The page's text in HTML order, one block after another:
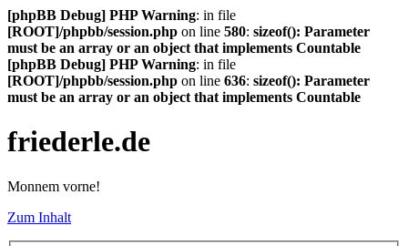
[phpBB Debug] PHP Warning: in file
[ROOT]/phpbb/session.php on line 580: sizeof(): Parameter
must be an array or an object that implements Countable
[phpBB Debug] PHP Warning: in file
[ROOT]/phpbb/session.php on line 636: sizeof(): Parameter
must be an array or an object that implements Countable
friederle.de
Monnem vorne!
Zum Inhalt